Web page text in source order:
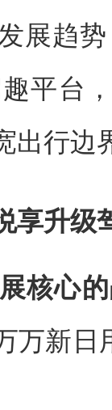
展趋
平台
出行边
升级
心的
万新